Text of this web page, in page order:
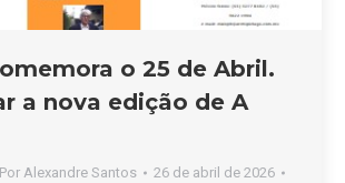
o 25 de Abril.
a nova edição de A
Por Alexandre Santos
26 de abril de 2026